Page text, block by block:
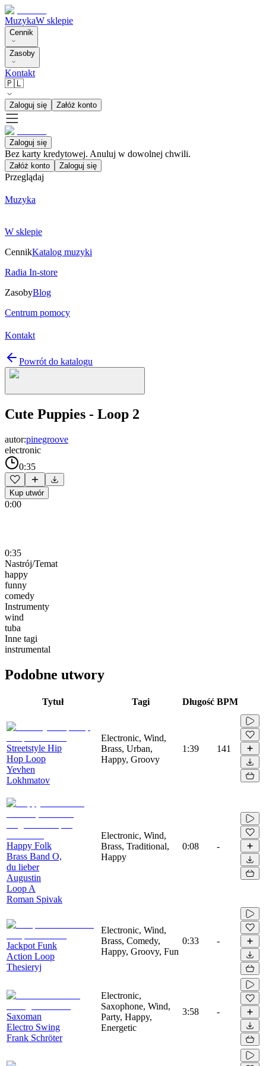
MuzykaW sklepie
Cennik
Zasoby
Kontakt
🇵🇱
Zaloguj się Załóż konto
Zaloguj się
Bez karty kredytowej. Anuluj w dowolnej chwili.
Załóż konto Zaloguj się
Przeglądaj
Muzyka
W sklepie
CennikKatalog muzyki
Radia In-store
ZasobyBlog
Centrum pomocy
Kontakt
Powrót do katalogu
Cute Puppies - Loop 2
autor:pinegroove
electronic
0:35
Kup utwór
0:00
0:35
Nastrój/Temat
happy
funny
comedy
Instrumenty
wind
tuba
Inne tagi
instrumental
Podobne utwory
Tytuł Tagi Długość BPM
Streetstyle Hip
Hop Loop
Yevhen
Lokhmatov
Electronic, Wind,
Brass, Urban,
Happy, Groovy
1:39 141
Happy Folk
Brass Band O,
du lieber
Augustin
Loop A
Roman Spivak
Electronic, Wind,
Brass, Traditional,
Happy
0:08 -
Jackpot Funk
Action Loop
Thesieryj
Electronic, Wind,
Brass, Comedy,
Happy, Groovy, Fun
0:33 -
Saxoman
Electro Swing
Frank Schröter
Electronic,
Saxophone, Wind,
Party, Happy,
Energetic
3:58 -